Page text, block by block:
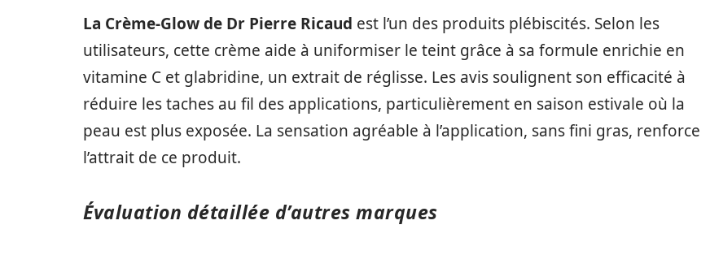
La Crème-Glow de Dr Pierre Ricaud est l’un des produits plébiscités. Selon les
utilisateurs, cette crème aide à uniformiser le teint grâce à sa formule enrichie en
vitamine C et glabridine, un extrait de réglisse. Les avis soulignent son efficacité à
réduire les taches au fil des applications, particulièrement en saison estivale où la
peau est plus exposée. La sensation agréable à l’application, sans fini gras, renforce
l’attrait de ce produit.
Évaluation détaillée d’autres marques